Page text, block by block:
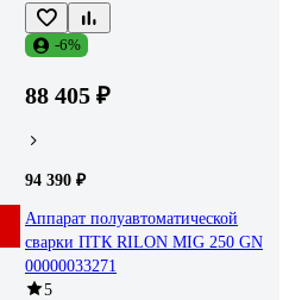
-6%
88 405 ₽
94 390 ₽
Аппарат полуавтоматической
сварки ПТК RILON MIG 250 GN
00000033271
5